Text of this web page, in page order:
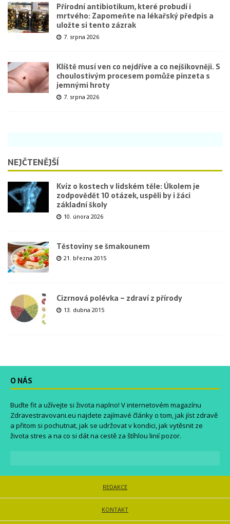
Přírodní antibiotikum, které probudí i
mrtvého: Zapomeňte na lékařský předpis a
uložte si tento zázrak
7. srpna 2026
Klíště musí ven co nejdříve a co nejšikovněji. S
choulostivým procesem pomůže pinzeta s
jemnými hroty
7. srpna 2026
NEJČTENĚJŠÍ
Kvíz o kostech v lidském těle: Úkolem je
zodpovědět 10 otázek, uspěli by i žáci
základní školy
10. února 2026
Těstoviny se šmakounem
21. března 2015
Cizrnová polévka – zdraví z přírody
13. dubna 2015
O NÁS
Buďte fit a užívejte si života naplno! V internetovém magazínu
Zdravestravovani.eu najdete zajímavé články o tom, jak jíst zdravě
a přitom si pochutnat, jak se udržovat v kondici, jak vytěsnit ze
života stres a na co si dát na cestě za štíhlou linií pozor.
REDAKCE
KONTAKT